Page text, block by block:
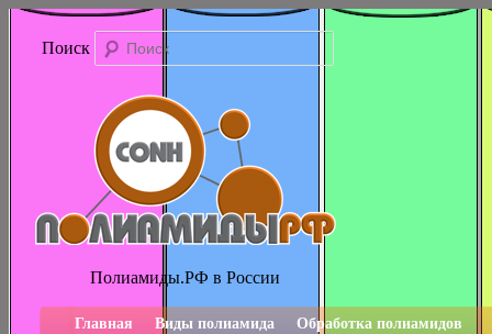
Поиск
Полиамиды.РФ в России
Главная Виды полиамида Обработка полиамидов